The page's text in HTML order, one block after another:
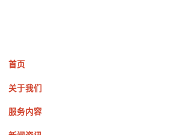
首页
关于我们
服务内容